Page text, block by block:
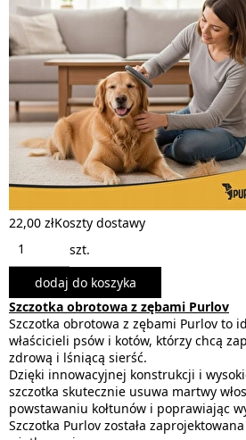
22,00 złKoszty dostawy
szt.
dodaj do koszyka
Szczotka obrotowa z zębami Purlov
Szczotka obrotowa z zębami Purlov to
właścicieli psów i kotów, którzy chcą
zdrową i lśniącą sierść.
Dzięki innowacyjnej konstrukcji i
szczotka skutecznie usuwa martwy
powstawaniu kołtunów i poprawiając
Szczotka Purlov została